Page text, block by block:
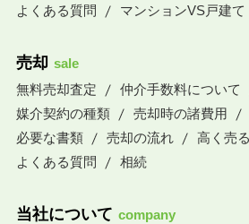
よくある質問
マンションVS戸建て
売却 sale
無料売却査定
仲介手数料について
媒介契約の種類
売却時の諸費用
必要な書類
売却の流れ
高く売
よくある質問
相続
当社について company